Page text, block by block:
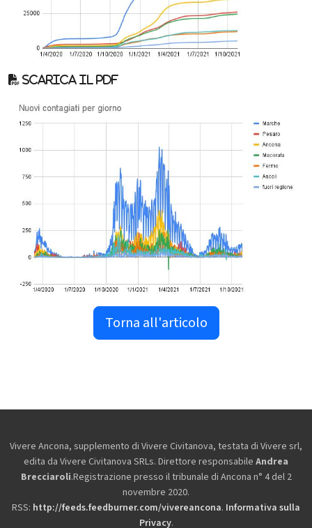
Scarica il pdf
Torna all'articolo
Vivere Ancona, supplemento di Vivere Civitanova, testata di Vivere srl,
edita da Vivere Civitanova SRLs. Direttore responsabile Andrea
Brecciaroli.Registrazione presso il tribunale di Ancona n° 4 del 2
novembre 2020.
RSS: http://feeds.feedburner.com/vivereancona. Informativa sulla
Privacy.